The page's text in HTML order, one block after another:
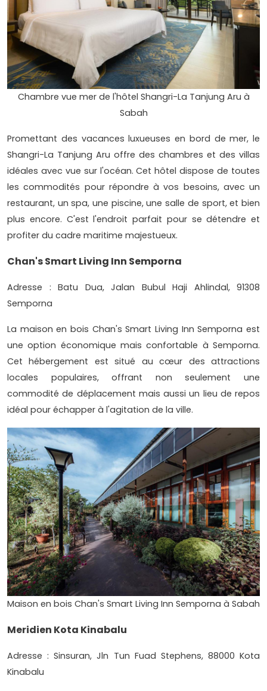
Chambre vue mer de l'hôtel Shangri-La Tanjung Aru à
Sabah
Promettant des vacances luxueuses en bord de mer, le
Shangri-La Tanjung Aru offre des chambres et des villas
idéales avec vue sur l'océan. Cet hôtel dispose de toutes
les commodités pour répondre à vos besoins, avec un
restaurant, un spa, une piscine, une salle de sport, et bien
plus encore. C'est l'endroit parfait pour se détendre et
profiter du cadre maritime majestueux.
Chan's Smart Living Inn Semporna
Adresse : Batu Dua, Jalan Bubul Haji Ahlindal, 91308
Semporna
La maison en bois Chan's Smart Living Inn Semporna est
une option économique mais confortable à Semporna.
Cet hébergement est situé au cœur des attractions
locales populaires, offrant non seulement une
commodité de déplacement mais aussi un lieu de repos
idéal pour échapper à l'agitation de la ville.
Maison en bois Chan's Smart Living Inn Semporna à Sabah
Meridien Kota Kinabalu
Adresse : Sinsuran, Jln Tun Fuad Stephens, 88000 Kota
Kinabalu